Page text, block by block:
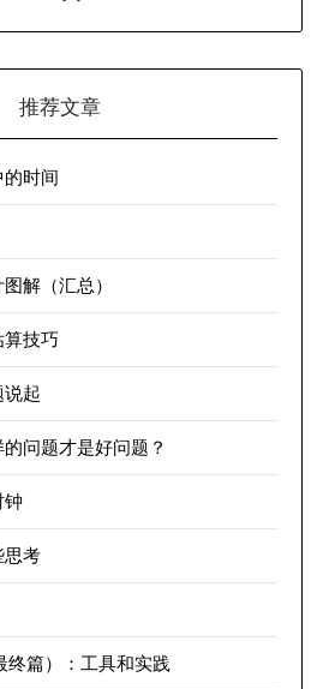
推荐文章
时间
解（汇总）
技巧
说起
问题才是好问题？
钟
思考
终篇）：工具和实践